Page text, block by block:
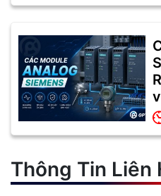
Thông Tin Liên